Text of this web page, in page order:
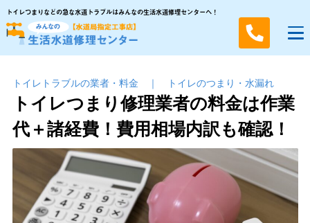
トイレつまりなどの急な水道トラブルはみんなの生活水道修理センターへ！
トイレトラブルの業者・料金 ｜ トイレのつまり・⽔漏れ
トイレつまり修理業者の料金は作業
代＋諸経費！費用相場内訳も確認！